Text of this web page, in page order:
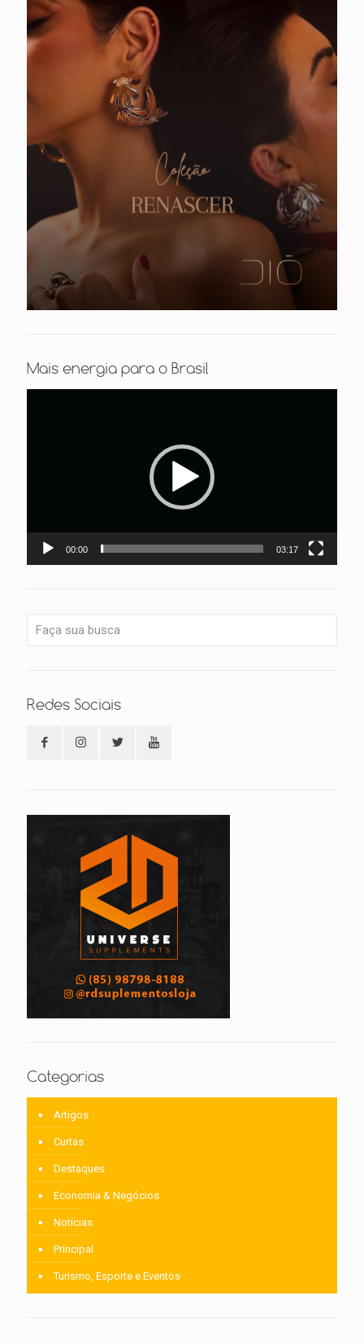
Mais energia para o Brasil
00:00 03:17
Redes Sociais
Categorias
Artigos
Curtas
Destaques
Economia & Negócios
Notícias
Principal
Turismo, Esporte e Eventos